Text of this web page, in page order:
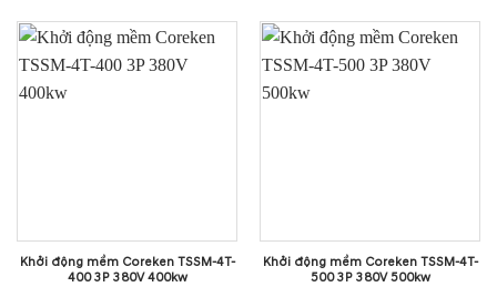
Khởi động mềm Coreken TSSM-4T-
400 3P 380V 400kw
Khởi động mềm Coreken TSSM-4T-
500 3P 380V 500kw